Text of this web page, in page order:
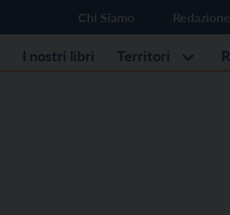
Chi Siamo Redazione
I nostri libri Territori